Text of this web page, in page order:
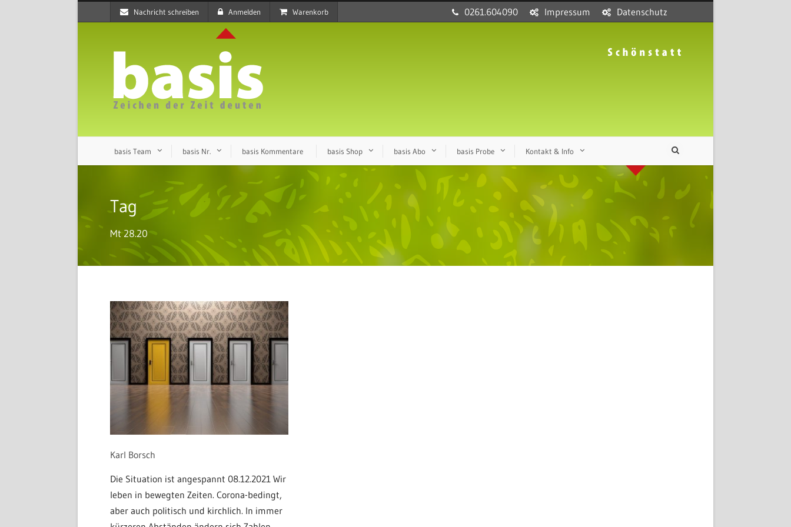
Nachricht schreiben Anmelden Warenkorb 0261.604090 Impressum Datenschutz
basis Team basis Nr. basis Kommentare basis Shop basis Abo basis Probe Kontakt & Info
Tag
Mt 28.20
Karl Borsch
Die Situation ist angespannt 08.12.2021 Wir
leben in bewegten Zeiten. Corona-bedingt,
aber auch politisch und kirchlich. In immer